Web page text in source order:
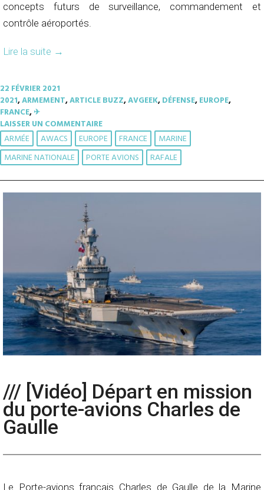
concepts futurs de surveillance, commandement et
contrôle aéroportés.
Lire la suite →
22 FÉVRIER 2021
2021,ARMEMENT,ARTICLE BUZZ,AVGEEK,DÉFENSE,EUROPE,
FRANCE,✈︎
LAISSER UN COMMENTAIRE
ARMÉE AWACS EUROPE FRANCE
MARINE
MARINE NATIONALE
PORTE AVIONS RAFALE
/// [Vidéo] Départ en mission
du porte-avions Charles de
Gaulle
Le Porte-avions français Charles de Gaulle de la Marine